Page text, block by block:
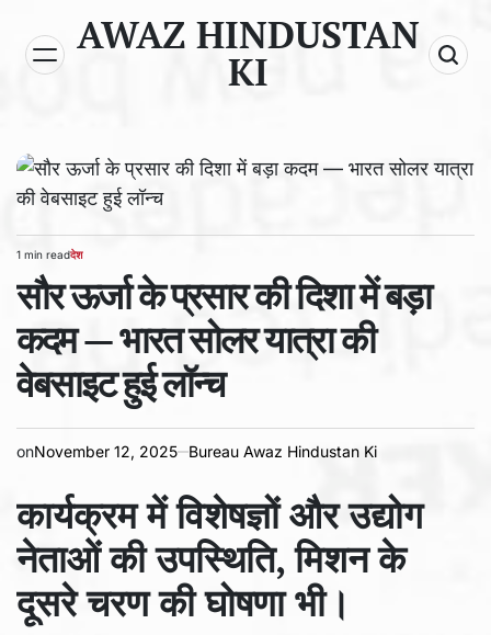
content
AWAZ HINDUSTAN
KI
Estimated
read
time
1 min readPOSTED
देश
सौर ऊर्जा के प्रसार की दिशा में बड़ा
कदम — भारत सोलर यात्रा की
वेबसाइट हुई लॉन्च
onNovember 12, 2025 Bureau Awaz Hindustan Ki
कार्यक्रम में विशेषज्ञों और उद्योग
नेताओं की उपस्थिति, मिशन के
दूसरे चरण की घोषणा भी।